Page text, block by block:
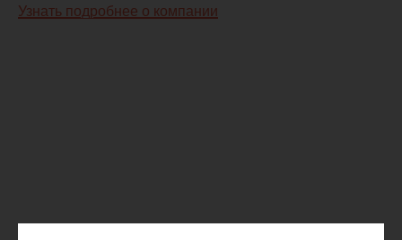
Узнать подробнее о компании